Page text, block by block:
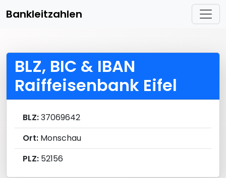
Bankleitzahlen
BLZ, BIC & IBAN
Raiffeisenbank Eifel
BLZ:37069642
Ort: Monschau
PLZ: 52156